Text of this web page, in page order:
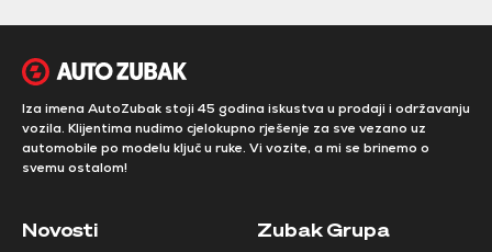
Iza imena AutoZubak stoji 45 godina iskustva u prodaji i održavanju
vozila. Klijentima nudimo cjelokupno rješenje za sve vezano uz
automobile po modelu ključ u ruke. Vi vozite, a mi se brinemo o
svemu ostalom!
Novosti Zubak Grupa